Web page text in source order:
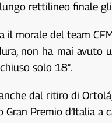
rettilineo finale
morale del team
non ha mai
solo 18°.
dal ritiro di
Premio d’Italia